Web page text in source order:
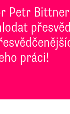
Petr Bittner
práci!